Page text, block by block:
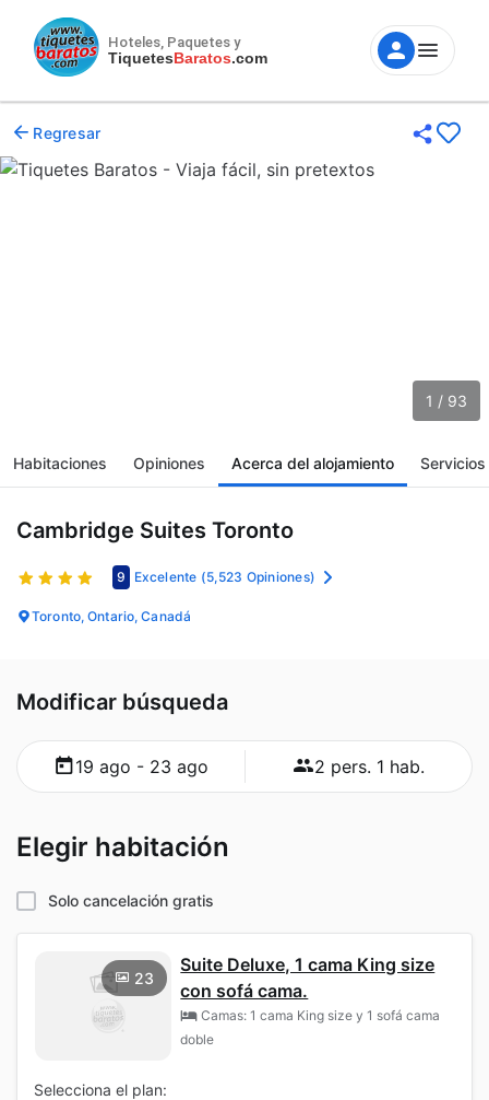
Hoteles, Paquetes y
TiquetesBaratos.com
Regresar
1 / 93
Habitaciones Opiniones Acerca del alojamiento Servicios
Cambridge Suites Toronto
9 Excelente (5,523 Opiniones)
Toronto, Ontario, Canadá
Modificar búsqueda
19 ago - 23 ago 2 pers. 1 hab.
Elegir habitación
Solo cancelación gratis
23
Suite Deluxe, 1 cama King size
con sofá cama.
Camas: 1 cama King size y 1 sofá cama
doble
Selecciona el plan: